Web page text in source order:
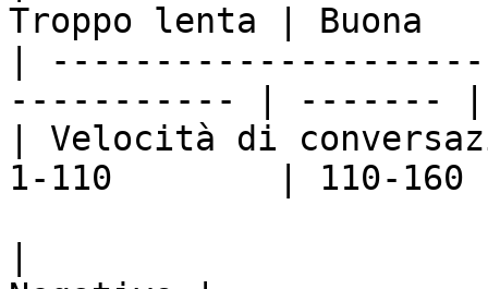
Troppo lenta | Buona
|
----------- | -------
| Velocità di
1-110        | 110-